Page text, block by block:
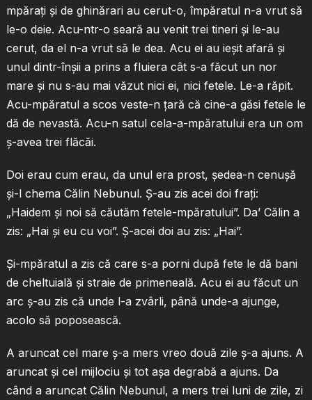
mpăraţi şi de ghinărari au cerut-o, împăratul n-a vrut să
le-o deie. Acu-ntr-o seară au venit trei tineri şi le-au
cerut, da el n-a vrut să le dea. Acu ei au ieşit afară şi
unul dintr-înşii a prins a fluiera cât s-a făcut un nor
mare şi nu s-au mai văzut nici ei, nici fetele. Le-a răpit.
Acu-mpăratul a scos veste-n ţară că cine-a găsi fetele le
dă de nevastă. Acu-n satul cela-a-mpăratului era un om
ş-avea trei flăcăi.
Doi erau cum erau, da unul era prost, şedea-n cenuşă
şi-l chema Călin Nebunul. Ş-au zis acei doi fraţi:
„Haidem şi noi să căutăm fetele-mpăratului”. Da’ Călin a
zis: „Hai şi eu cu voi”. Ş-acei doi au zis: „Hai”.
Şi-mpăratul a zis că care s-a porni după fete le dă bani
de cheltuială şi straie de primeneală. Acu ei au făcut un
arc ş-au zis că unde l-a zvârli, până unde-a ajunge,
acolo să poposească.
A aruncat cel mare ş-a mers vreo două zile ş-a ajuns. A
aruncat şi cel mijlociu şi tot aşa degrabă a ajuns. Da
când a aruncat Călin Nebunul, a mers trei luni de zile, zi